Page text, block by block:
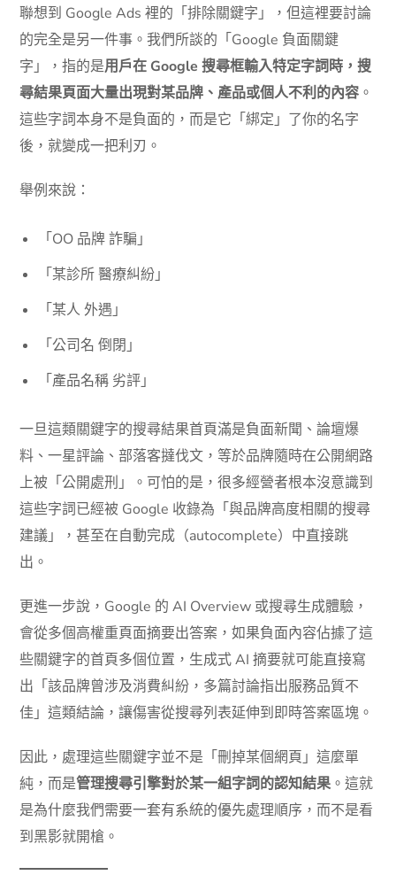
聯想到 Google Ads 裡的「排除關鍵字」，但這裡要討論
的完全是另一件事。我們所談的「Google 負面關鍵
字」，指的是用戶在 Google 搜尋框輸入特定字詞時，搜
尋結果頁面大量出現對某品牌、產品或個人不利的內容 。
這些字詞本身不是負面的，而是它「綁定」了你的名字
後，就變成一把利刃。
舉例來說：
「OO 品牌 詐騙」
「某診所 醫療糾紛」
「某人 外遇」
「公司名 倒閉」
「產品名稱 劣評」
一旦這類關鍵字的搜尋結果首頁滿是負面新聞、論壇爆
料、一星評論、部落客撻伐文，等於品牌隨時在公開網路
上被「公開處刑」。可怕的是，很多經營者根本沒意識到
這些字詞已經被 Google 收錄為「與品牌高度相關的搜尋
建議」，甚至在自動完成（autocomplete）中直接跳
出。
更進一步說，Google 的 AI Overview 或搜尋生成體驗，
會從多個高權重頁面摘要出答案，如果負面內容佔據了這
些關鍵字的首頁多個位置，生成式 AI 摘要就可能直接寫
出「該品牌曾涉及消費糾紛，多篇討論指出服務品質不
佳」這類結論，讓傷害從搜尋列表延伸到即時答案區塊。
因此，處理這些關鍵字並不是「刪掉某個網頁」這麼單
純，而是管理搜尋引擎對於某一組字詞的認知結果 。這就
是為什麼我們需要一套有系統的優先處理順序，而不是看
到黑影就開槍。